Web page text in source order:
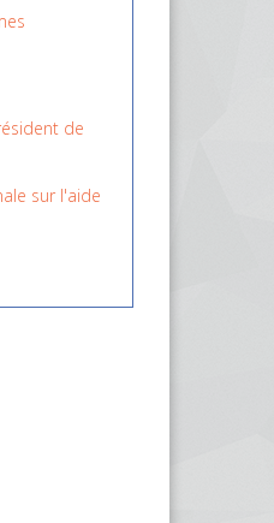
de
sur l'aide